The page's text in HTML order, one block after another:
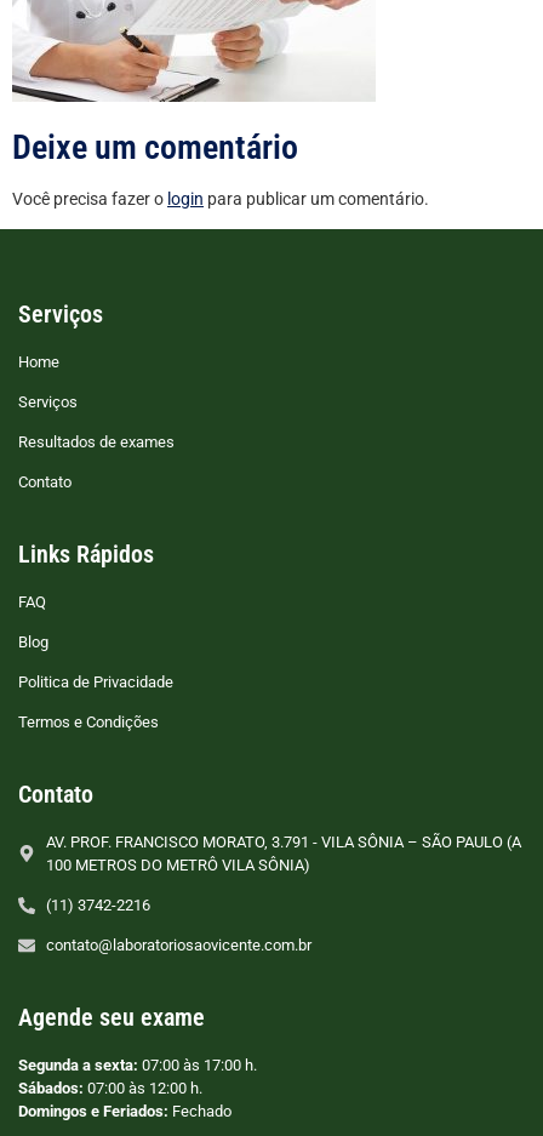
Deixe um comentário
Você precisa fazer o login para publicar um comentário.
Serviços
Home
Serviços
Resultados de exames
Contato
Links Rápidos
FAQ
Blog
Politica de Privacidade
Termos e Condições
Contato
AV. PROF. FRANCISCO MORATO, 3.791 - VILA SÔNIA – SÃO PAULO (A
100 METROS DO METRÔ VILA SÔNIA)
(11) 3742-2216
contato@laboratoriosaovicente.com.br
Agende seu exame
Segunda a sexta: 07:00 às 17:00 h.
Sábados: 07:00 às 12:00 h.
Domingos e Feriados: Fechado